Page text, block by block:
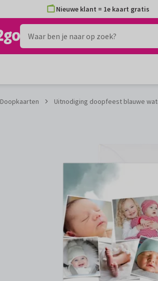
Nieuwe klant = 1e kaart gratis
Doopkaarten Uitnodiging doopfeest blauwe